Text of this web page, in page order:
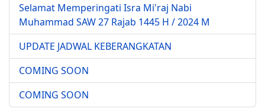
Selamat Memperingati Isra Mi'raj Nabi
Muhammad SAW 27 Rajab 1445 H / 2024 M
UPDATE JADWAL KEBERANGKATAN
COMING SOON
COMING SOON